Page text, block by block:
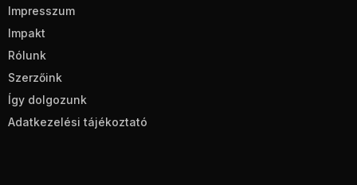
Impresszum
Impakt
Rólunk
Szerzőink
Így dolgozunk
Adatkezelési tájékoztató